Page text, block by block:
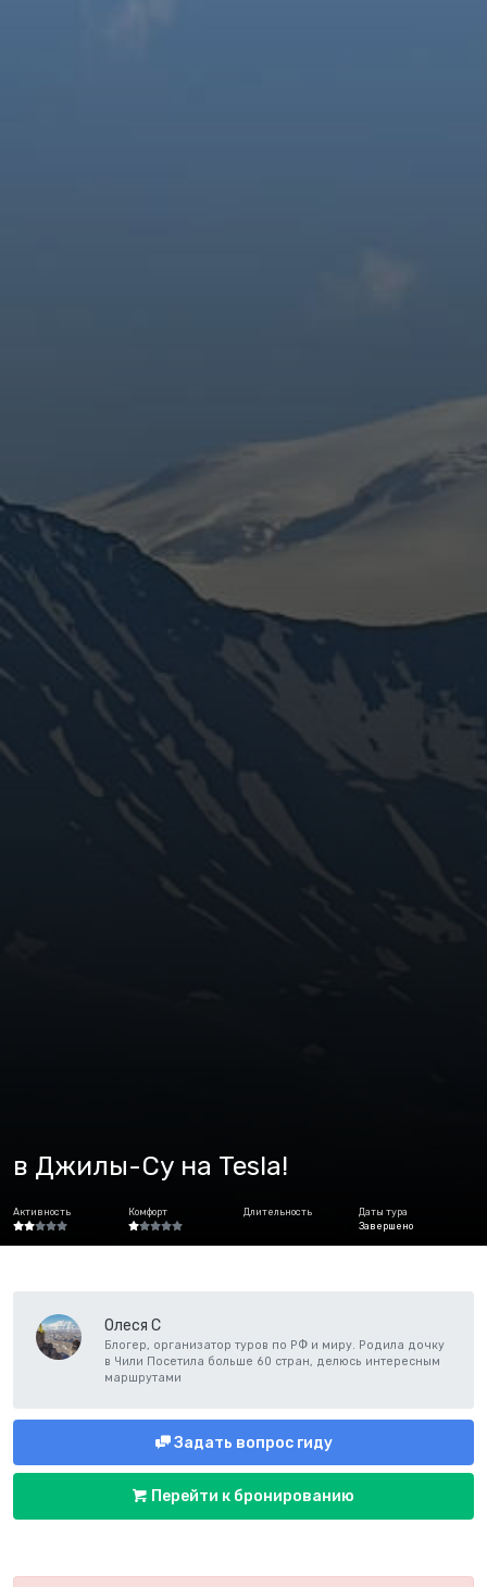
в Джилы-Су на Tesla!
Активность Комфорт Длительность
Даты тура
Завершено
Олеся С
Блогер, организатор туров по РФ и миру. Родила дочку
в Чили Посетила больше 60 стран, делюсь интересным
маршрутами
Задать вопрос гиду
Перейти к бронированию